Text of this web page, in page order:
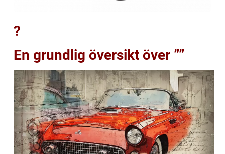
?
En grundlig översikt över ””